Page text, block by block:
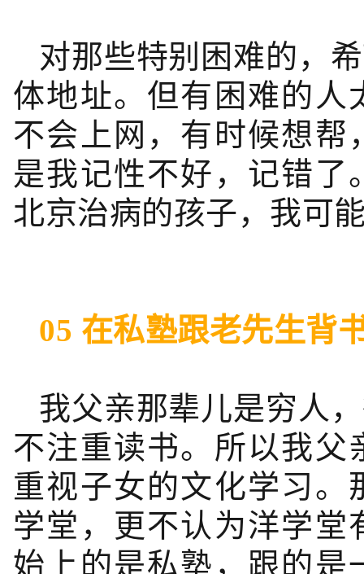
对那些特别困难的，
体地址。但有困难的人
不会上网，有时候想帮
是我记性不好，记错了
北京治病的孩子，我可
05 在私塾跟老先生背
我父亲那辈儿是穷人
不注重读书。所以我父
重视子女的文化学习。
学堂，更不认为洋学堂
始上的是私塾，跟的是